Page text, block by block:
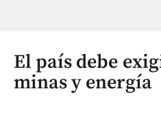
El país debe
minas y energía